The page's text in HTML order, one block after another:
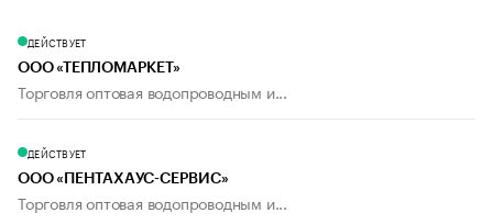
ДЕЙСТВУЕТ
ООО «ТЕПЛОМАРКЕТ»
Торговля оптовая водопроводным и...
ДЕЙСТВУЕТ
ООО «ПЕНТАХАУС-СЕРВИС»
Торговля оптовая водопроводным и...